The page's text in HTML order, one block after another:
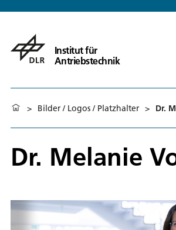
Institut für
Antriebstechnik
> Bilder / Logos / Platzhalter > Dr.
Dr. Melanie